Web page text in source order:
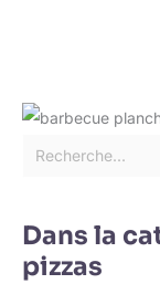
Dans la
pizzas